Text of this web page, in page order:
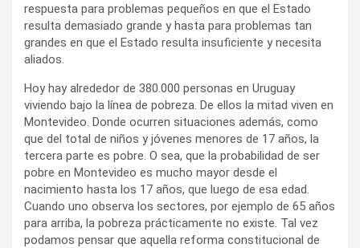
respuesta para problemas pequeños en que el Estado
resulta demasiado grande y hasta para problemas tan
grandes en que el Estado resulta insuficiente y necesita
aliados.
Hoy hay alrededor de 380.000 personas en Uruguay
viviendo bajo la línea de pobreza. De ellos la mitad viven en
Montevideo. Donde ocurren situaciones además, como
que del total de niños y jóvenes menores de 17 años, la
tercera parte es pobre. O sea, que la probabilidad de ser
pobre en Montevideo es mucho mayor desde el
nacimiento hasta los 17 años, que luego de esa edad.
Cuando uno observa los sectores, por ejemplo de 65 años
para arriba, la pobreza prácticamente no existe. Tal vez
podamos pensar que aquella reforma constitucional de